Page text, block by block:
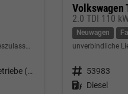
Doppelkupplungsgetriebe (DSG)
Volkswagen
2.0 TDI 110
Neuwagen
unverbindliche
Fahrzeugnr. 53983
Kraftstoff Diesel